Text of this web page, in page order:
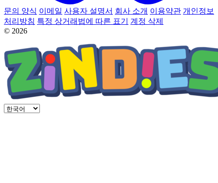
문의 양식 이메일 사용자 설명서 회사 소개 이용약관 개인정보
처리방침 특정 상거래법에 따른 표기
계정 삭제
© 2026